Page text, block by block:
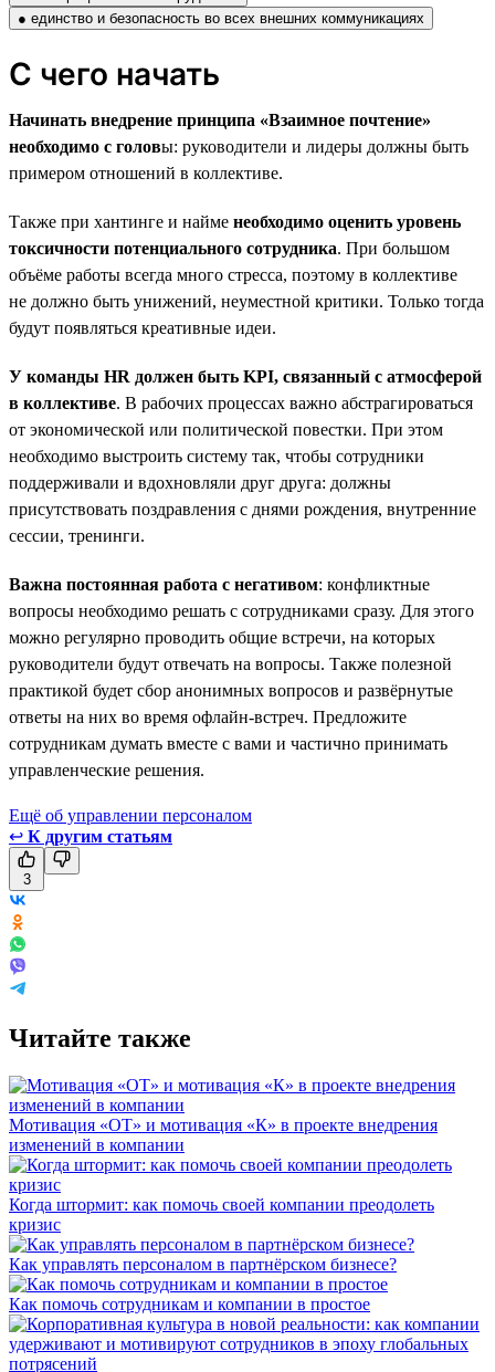
● единство и безопасность во всех внешних коммуникациях
С чего начать
Начинать внедрение принципа «Взаимное почтение»
необходимо с головы: руководители и лидеры должны быть
примером отношений в коллективе.
Также при хантинге и найме необходимо оценить уровень
токсичности потенциального сотрудника. При большом
объёме работы всегда много стресса, поэтому в коллективе
не должно быть унижений, неуместной критики. Только тогда
будут появляться креативные идеи.
У команды HR должен быть KPI, связанный с атмосферой
в коллективе. В рабочих процессах важно абстрагироваться
от экономической или политической повестки. При этом
необходимо выстроить систему так, чтобы сотрудники
поддерживали и вдохновляли друг друга: должны
присутствовать поздравления с днями рождения, внутренние
сессии, тренинги.
Важна постоянная работа с негативом: конфликтные
вопросы необходимо решать с сотрудниками сразу. Для этого
можно регулярно проводить общие встречи, на которых
руководители будут отвечать на вопросы. Также полезной
практикой будет сбор анонимных вопросов и развёрнутые
ответы на них во время офлайн-встреч. Предложите
сотрудникам думать вместе с вами и частично принимать
управленческие решения.
Ещё об управлении персоналом
↩ К другим статьям
3
Читайте также
Мотивация «ОТ» и мотивация «К» в проекте внедрения
изменений в компании
Когда штормит: как помочь своей компании преодолеть
кризис
Как управлять персоналом в партнёрском бизнесе?
Как помочь сотрудникам и компании в простое